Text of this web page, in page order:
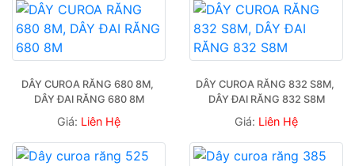
DÂY CUROA RĂNG 680 8M,
DÂY ĐAI RĂNG 680 8M
Giá: Liên Hệ
DÂY CUROA RĂNG 832 S8M,
DÂY ĐAI RĂNG 832 S8M
Giá: Liên Hệ